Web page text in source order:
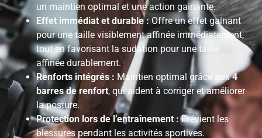
un maintien optimal et une action gainante.
Effet immédiat et durable :Offre un effet gainant
pour une taille visiblement affinée immédiatement,
tout en favorisant la sudation pour une taille
affinée durablement.
Renforts intégrés : Maintien optimal grâce aux4
barres de renfort, qui aident à corriger et améliorer
la posture.
Protection lors de l’entraînement :Prévient les
blessures pendant les activités sportives.